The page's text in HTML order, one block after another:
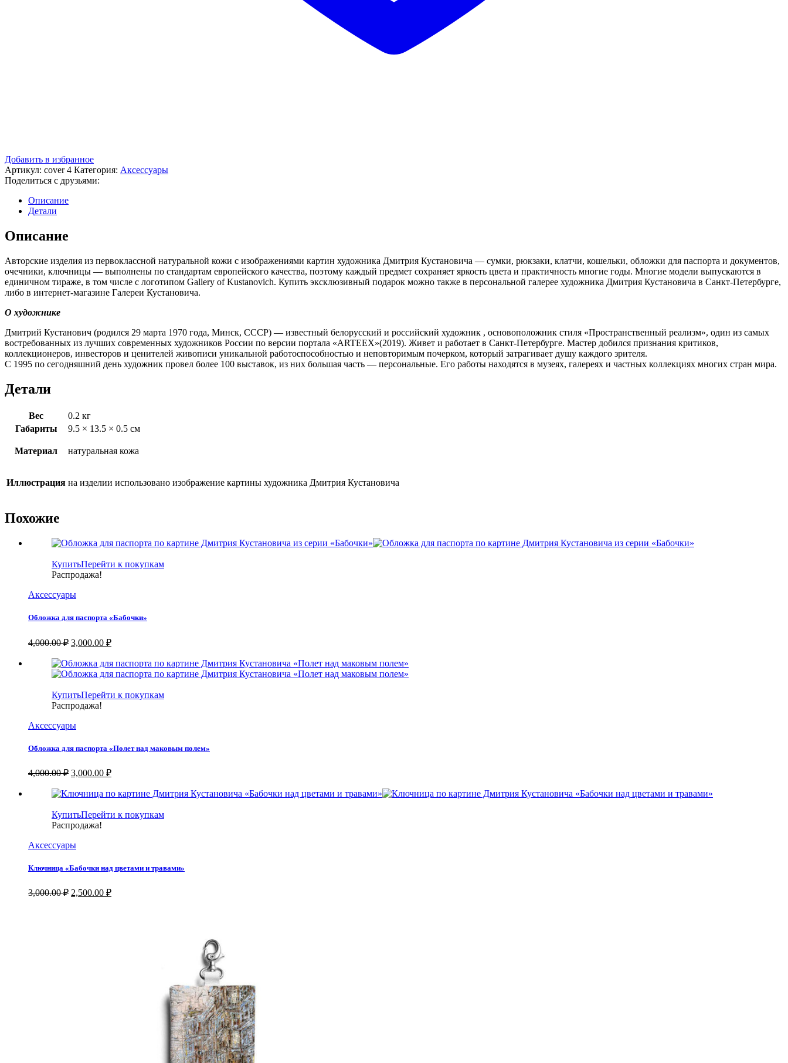
Добавить в избранное
Артикул: cover 4 Категория: Аксессуары
Поделиться с друзьями:
Описание
Детали
Описание
Авторские изделия из первоклассной натуральной кожи с изображениями картин художника Дмитрия Кустановича — сумки, рюкзаки, клатчи, кошельки, обложки для паспорта и документов,
очечники, ключницы — выполнены по стандартам европейского качества, поэтому каждый предмет сохраняет яркость цвета и практичность многие годы. Многие модели выпускаются в
единичном тираже, в том числе с логотипом Gallery of Kustanovich. Купить эксклюзивный подарок можно также в персональной галерее художника Дмитрия Кустановича в Санкт-Петербурге,
либо в интернет-магазине Галереи Кустановича.
О художнике
Дмитрий Кустанович (родился 29 марта 1970 года, Минск, СССР) — известный белорусский и российский художник , основоположник стиля «Пространственный реализм», один из самых
востребованных из лучших современных художников России по версии портала «ARTEEX»(2019). Живет и работает в Санкт-Петербурге. Мастер добился признания критиков,
коллекционеров, инвесторов и ценителей живописи уникальной работоспособностью и неповторимым почерком, который затрагивает душу каждого зрителя.
С 1995 по сегодняшний день художник провел более 100 выставок, из них большая часть — персональные. Его работы находятся в музеях, галереях и частных коллекциях многих стран мира.
Детали
Вес
0.2 кг
Габариты
9.5 × 13.5 × 0.5 см
Материал натуральная кожа
Иллюстрация на изделии использовано изображение картины художника Дмитрия Кустановича
Похожие
КупитьПерейти к покупкам
Распродажа!
Аксессуары
Обложка для паспорта «Бабочки»
4,000.00 ₽ Первоначальная
составляла
4,000.00 ₽.
3,000.00 ₽Текущая
3,000.00 ₽.
КупитьПерейти к покупкам
Распродажа!
Аксессуары
Обложка для паспорта «Полет над маковым полем»
4,000.00 ₽ Первоначальная
составляла
3,000.00 ₽Текущая
3,000.00 ₽.
КупитьПерейти к покупкам
Распродажа!
Аксессуары
Ключница «Бабочки над цветами и травами»
3,000.00 ₽ Первоначальная
2,500.00 ₽Текущая